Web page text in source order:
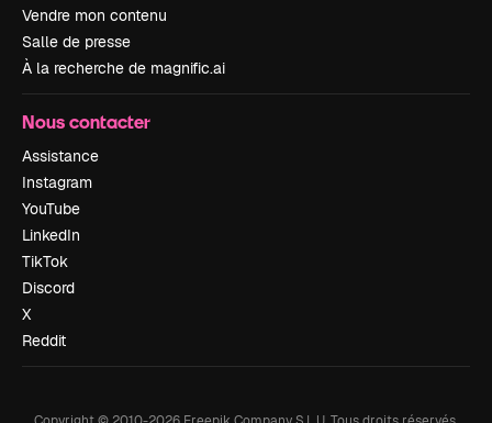
Vendre mon contenu
Salle de presse
À la recherche de magnific.ai
Nous contacter
Assistance
Instagram
YouTube
LinkedIn
TikTok
Discord
X
Reddit